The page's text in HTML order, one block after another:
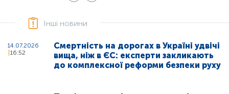
Інші новини
14.07.2026
16:52
Смертність на дорогах в Україні удвічі
вища, ніж в ЄС: експерти закликають
до комплексної реформи безпеки руху